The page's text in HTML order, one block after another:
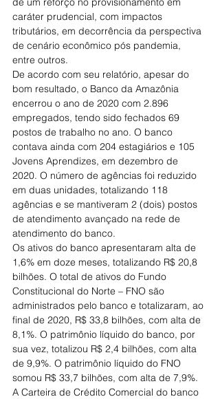
caráter prudencial, com impactos
tributários, em decorrência da perspectiva
de cenário econômico pós pandemia,
entre outros.
De acordo com seu relatório, apesar do
bom resultado, o Banco da Amazônia
encerrou o ano de 2020 com 2.896
empregados, tendo sido fechados 69
postos de trabalho no ano. O banco
contava ainda com 204 estagiários e 105
Jovens Aprendizes, em dezembro de
2020. O número de agências foi reduzido
em duas unidades, totalizando 118
agências e se mantiveram 2 (dois) postos
de atendimento avançado na rede de
atendimento do banco.
Os ativos do banco apresentaram alta de
1,6% em doze meses, totalizando R$ 20,8
bilhões. O total de ativos do Fundo
Constitucional do Norte – FNO são
administrados pelo banco e totalizaram, ao
final de 2020, R$ 33,8 bilhões, com alta de
8,1%. O patrimônio líquido do banco, por
sua vez, totalizou R$ 2,4 bilhões, com alta
de 9,9%. O patrimônio líquido do FNO
somou R$ 33,7 bilhões, com alta de 7,9%.
A Carteira de Crédito Comercial do banco